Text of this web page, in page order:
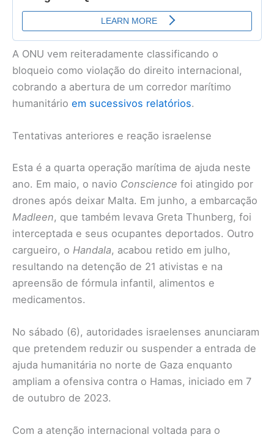
A ONU vem reiteradamente classificando o
bloqueio como violação do direito internacional,
cobrando a abertura de um corredor marítimo
humanitário em sucessivos relatórios.
Tentativas anteriores e reação israelense
Esta é a quarta operação marítima de ajuda neste
ano. Em maio, o navio Conscience foi atingido por
drones após deixar Malta. Em junho, a embarcação
Madleen, que também levava Greta Thunberg, foi
interceptada e seus ocupantes deportados. Outro
cargueiro, o Handala, acabou retido em julho,
resultando na detenção de 21 ativistas e na
apreensão de fórmula infantil, alimentos e
medicamentos.
No sábado (6), autoridades israelenses anunciaram
que pretendem reduzir ou suspender a entrada de
ajuda humanitária no norte de Gaza enquanto
ampliam a ofensiva contra o Hamas, iniciado em 7
de outubro de 2023.
Com a atenção internacional voltada para o